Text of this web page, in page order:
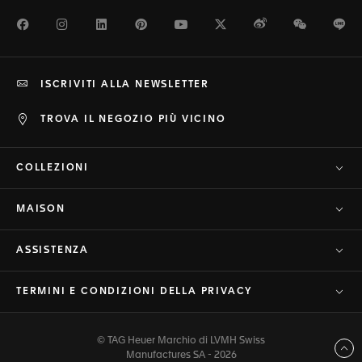
FacebookInstagramLinkedInPinterestYoutubeTwitterWeiboWeChat
TROVA IL NEGOZIO PIÙ VICINO
ISCRIVITI ALLA NEWSLETTER
COLLEZIONI
MAISON
ASSISTENZA
TERMINI E CONDIZIONI DELLA PRIVACY
© TAG Heuer Marchio di LVMH Swiss
Manufactures SA - 2026
Torna a inizio pagina